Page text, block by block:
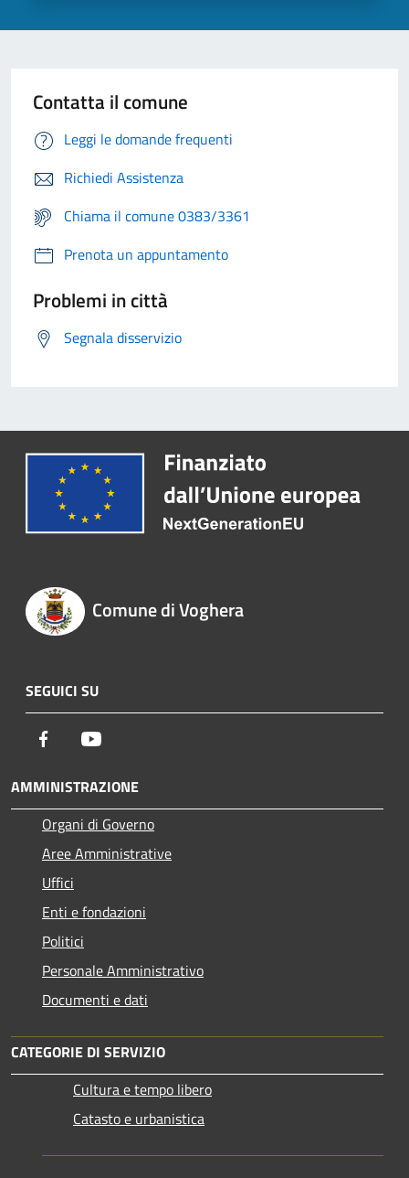
Contatta il comune
Leggi le domande frequenti
Richiedi Assistenza
Chiama il comune 0383/3361
Prenota un appuntamento
Problemi in città
Segnala disservizio
Comune di Voghera
SEGUICI SU
Facebook
AMMINISTRAZIONE
Organi di Governo
Aree Amministrative
Uffici
Enti e fondazioni
Politici
Personale Amministrativo
Documenti e dati
CATEGORIE DI SERVIZIO
Cultura e tempo libero
Catasto e urbanistica